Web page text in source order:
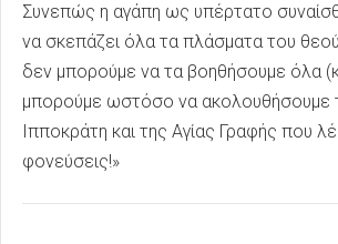
Συνεπώς η αγάπη ως υπέρτατο
να σκεπάζει όλα τα πλάσματα του
δεν μπορούμε να τα βοηθήσουμε όλα
μπορούμε ωστόσο να ακολουθήσουμε
Ιπποκράτη και της Αγίας Γραφής που
φονεύσεις!»